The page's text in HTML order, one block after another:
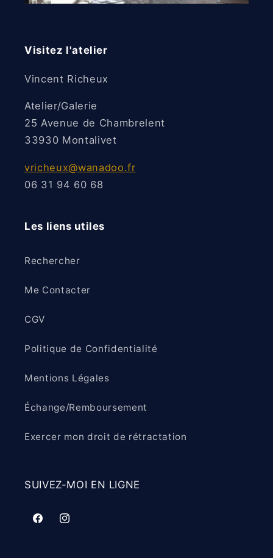
Visitez l'atelier
Vincent Richeux
Atelier/Galerie
25 Avenue de Chambrelent
33930 Montalivet
vricheux@wanadoo.fr
06 31 94 60 68
Les liens utiles
Rechercher
Me Contacter
CGV
Politique de Confidentialité
Mentions Légales
Échange/Remboursement
Exercer mon droit de rétractation
SUIVEZ-MOI EN LIGNE
FacebookInstagram